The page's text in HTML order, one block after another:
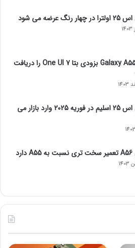
رنگ عرضه می شود
گوشی Galaxy A55 بزودی بتا One UI 7 را دریافت
گلکسی اس 25 اسلیم در فوریه 2025 وارد بازار می